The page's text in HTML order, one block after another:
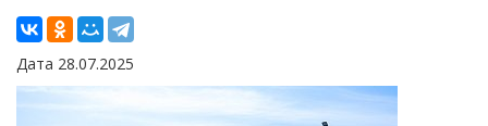
Дата 28.07.2025